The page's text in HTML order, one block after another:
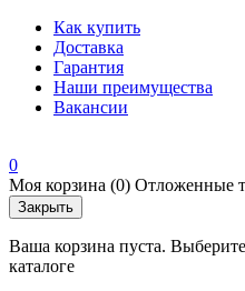
Как купить
Доставка
Гарантия
Наши преимущества
Вакансии
0
Моя корзина (0) Отложенные
Закрыть
Ваша корзина пуста.
каталоге